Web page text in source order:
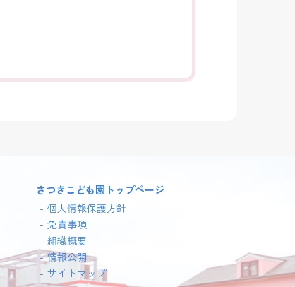
さつきこども園トップページ
個人情報保護方針
免責事項
組織概要
情報公開
サイトマップ